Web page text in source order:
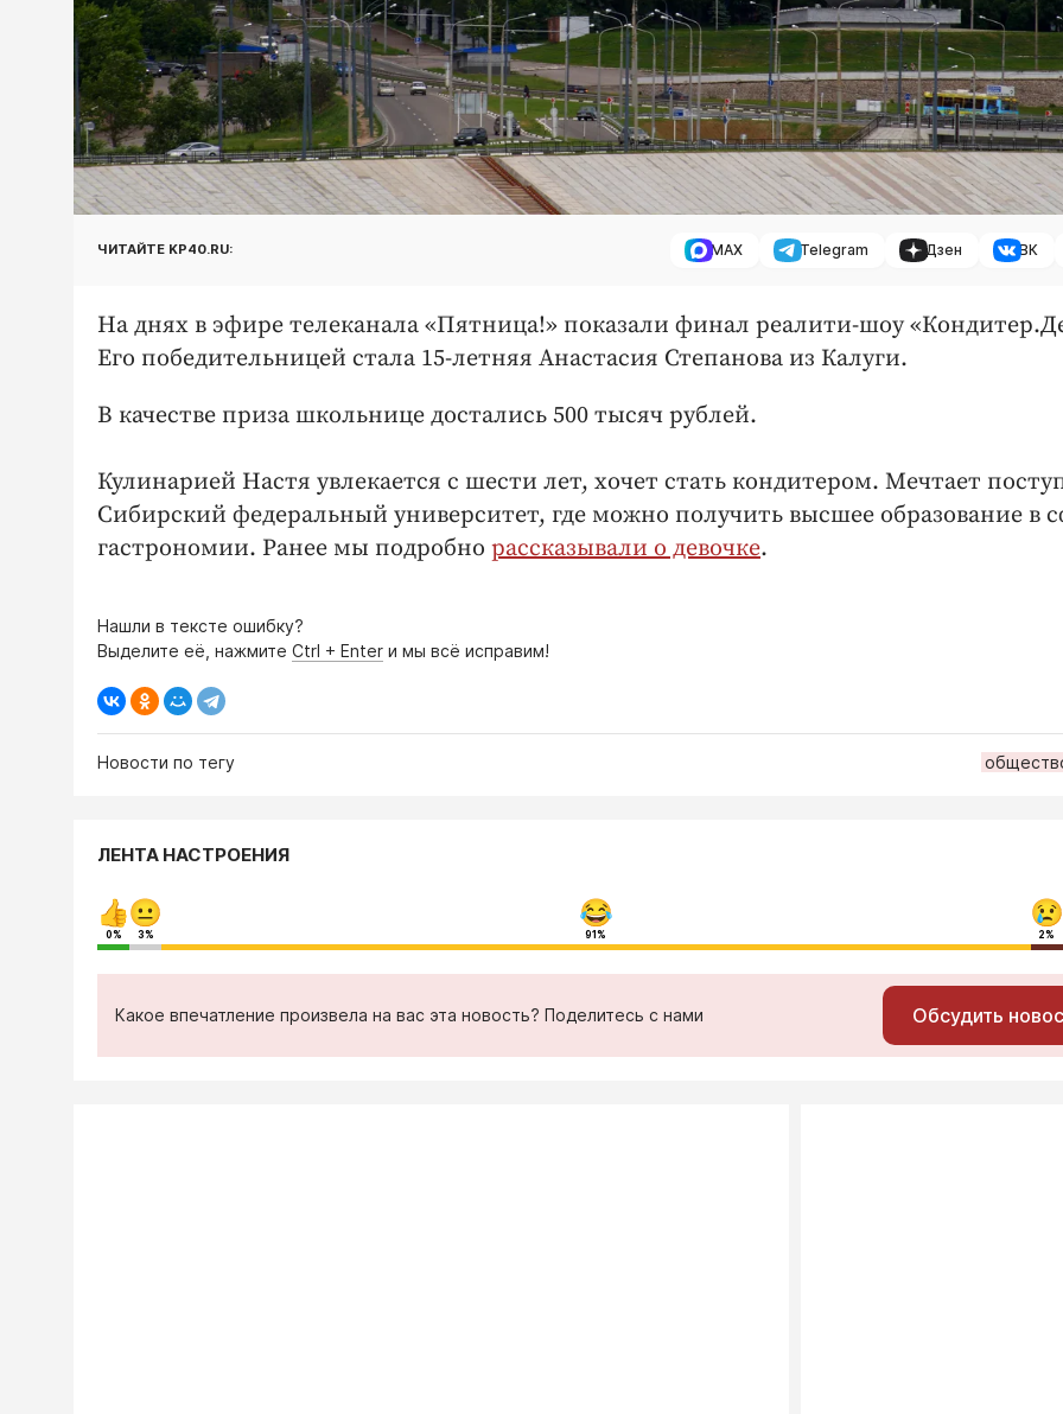
ЧИТАЙТЕ KP40.RU: MAX Telegram Дзен ВК
На днях в эфире телеканала «Пятница!» показали финал реалити-шоу
Его победительницей стала 15-летняя Анастасия Степанова из Калуги.
В качестве приза школьнице достались 500 тысяч рублей.
Кулинарией Настя увлекается с шести лет, хочет стать кондитером. Мечтает
Сибирский федеральный университет, где можно получить высшее образование в
гастрономии. Ранее мы подробно рассказывали о девочке.
Нашли в тексте ошибку?
Выделите её, нажмите Ctrl + Enter и мы всё исправим!
Новости по тегу
ЛЕНТА НАСТРОЕНИЯ
0% 3% 91% 2%
Какое впечатление произвела на вас эта новость? Поделитесь с нами Обсудить